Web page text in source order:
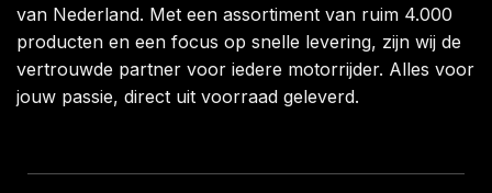
van Nederland. Met een assortiment van ruim 4.000
producten en een focus op snelle levering, zijn wij de
vertrouwde partner voor iedere motorrijder. Alles voor
jouw passie, direct uit voorraad geleverd.